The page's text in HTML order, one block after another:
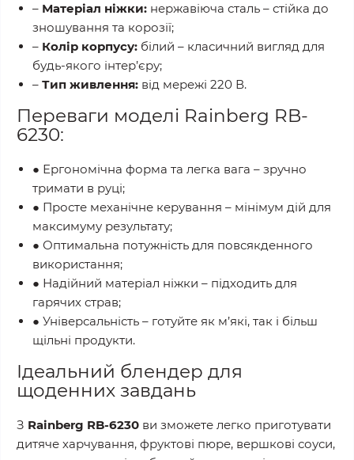
– Матеріал ніжки: нержавіюча сталь – стійка до
зношування та корозії;
– Колір корпусу: білий – класичний вигляд для
будь-якого інтер’єру;
– Тип живлення: від мережі 220 В.
Переваги моделі Rainberg RB-
6230:
● Ергономічна форма та легка вага – зручно
тримати в руці;
● Просте механічне керування – мінімум дій для
максимуму результату;
● Оптимальна потужність для повсякденного
використання;
● Надійний матеріал ніжки – підходить для
гарячих страв;
● Універсальність – готуйте як м’які, так і більш
щільні продукти.
Ідеальний блендер для
щоденних завдань
З Rainberg RB-6230 ви зможете легко приготувати
дитяче харчування, фруктові пюре, вершкові соуси,